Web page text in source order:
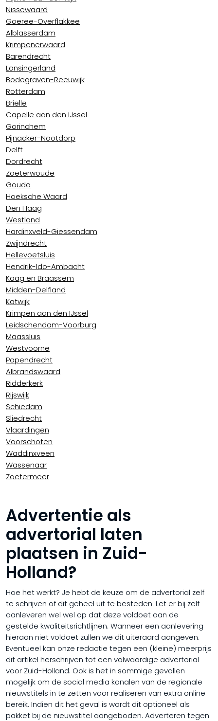
Nissewaard
Goeree-Overflakkee
Alblasserdam
Krimpenerwaard
Barendrecht
Lansingerland
Bodegraven-Reeuwijk
Rotterdam
Brielle
Capelle aan den IJssel
Gorinchem
Pijnacker-Nootdorp
Delft
Dordrecht
Zoeterwoude
Gouda
Hoeksche Waard
Den Haag
Westland
Hardinxveld-Giessendam
Zwijndrecht
Hellevoetsluis
Hendrik-Ido-Ambacht
Kaag en Braassem
Midden-Delfland
Katwijk
Krimpen aan den IJssel
Leidschendam-Voorburg
Maassluis
Westvoorne
Papendrecht
Albrandswaard
Ridderkerk
Rijswijk
Schiedam
Sliedrecht
Vlaardingen
Voorschoten
Waddinxveen
Wassenaar
Zoetermeer
Advertentie als
advertorial laten
plaatsen in Zuid-
Holland?
Hoe het werkt? Je hebt de keuze om de advertorial zelf
te schrijven of dit geheel uit te besteden. Let er bij zelf
aanleveren wel wel op dat deze voldoet aan de
gestelde kwaliteitsrichtlijnen. Wanneer een aanlevering
hieraan niet voldoet zullen we dit uiteraard aangeven.
Eventueel kan onze redactie tegen een (kleine) meerprijs
dit artikel herschrijven tot een volwaardige advertorial
voor Zuid-Holland. Ook is het in sommige gevallen
mogelijk om de social media kanalen van de regionale
nieuwstitels in te zetten voor realiseren van extra online
bereik. Indien dit het geval is wordt dit optioneel als
pakket bij de nieuwstitel aangeboden. Adverteren tegen